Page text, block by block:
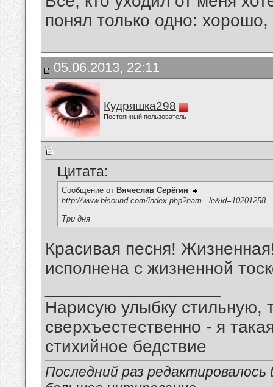
понял только одно:
05.06.2013, 22:11
Кудряшка298
Постоянный пользователь
Цитата:
Сообщение от Вячеслав Серёгин
http://www.bisound.com/index.php?nam...le&id=10201258
Три дня
Красивая песня!
исполнена с жизненной
Нарисую улыбку стильную,
сверхъестественно - я
стихийное бедствие
Последний раз